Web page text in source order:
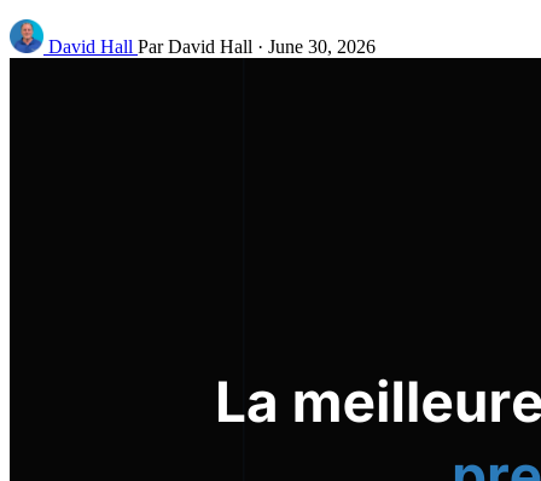
David Hall Par David Hall · June 30, 2026